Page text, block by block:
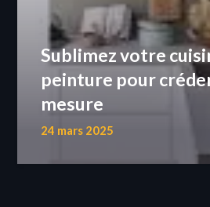
Sublimez votre
peinture pour
mesure
24 mars 2025